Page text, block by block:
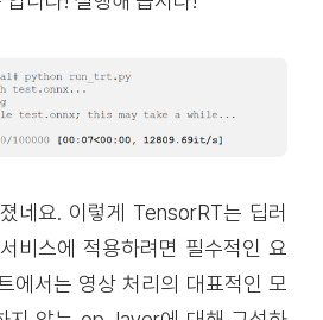
네요. 이렇게 TensorRT는 딥러
비스에 적용하려면 필수적인 요
에서는 영상 처리의 대표적인 모